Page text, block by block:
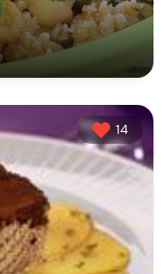
14